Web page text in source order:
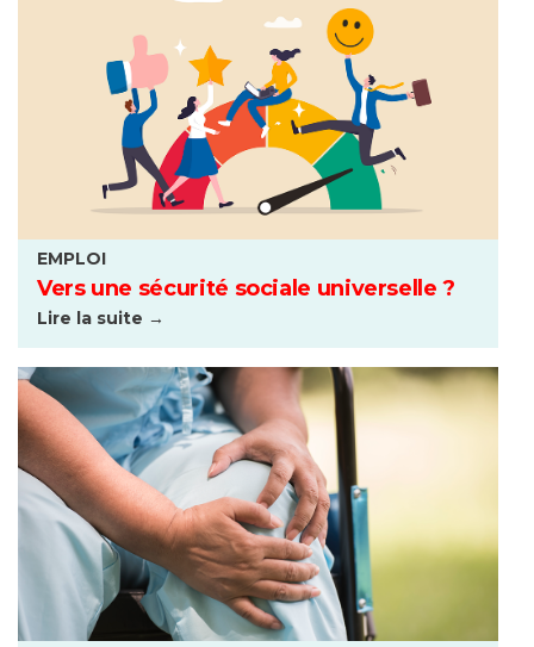
EMPLOI
Vers une sécurité sociale universelle ?
Lire la suite →